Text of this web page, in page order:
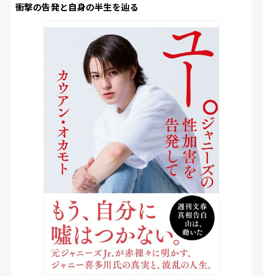
衝撃の告発と自身の半生を辿る